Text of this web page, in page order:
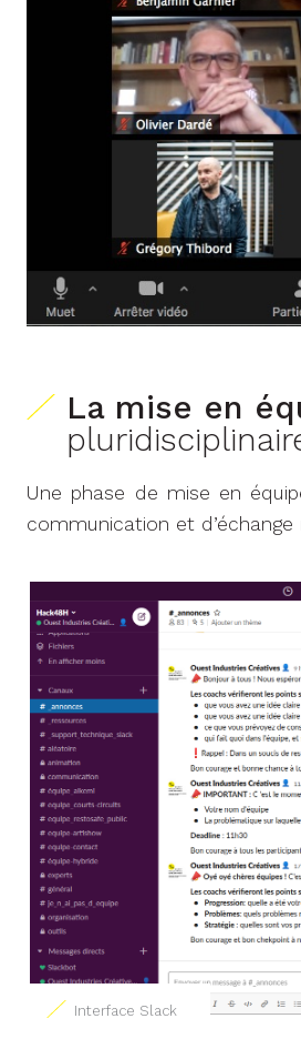
La mise en
Une phase de mise en
communication et
Interface Slack